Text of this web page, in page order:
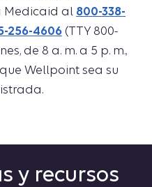
Medicaid al 800-338-
256-4606 (TTY 800-
de 8 a. m. a 5 p. m.,
Wellpoint sea su
y recursos